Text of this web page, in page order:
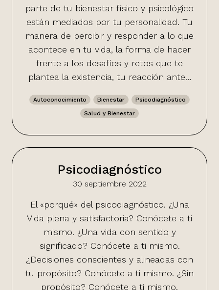
parte de tu bienestar físico y psicológico
están mediados por tu personalidad. Tu
manera de percibir y responder a lo que
acontece en tu vida, la forma de hacer
frente a los desafíos y retos que te
plantea la existencia, tu reacción ante…
Autoconocimiento Bienestar
Psicodiagnóstico
Salud y Bienestar
Psicodiagnóstico
30 septiembre 2022
El «porqué» del psicodiagnóstico. ¿Una
Vida plena y satisfactoria? Conócete a ti
mismo. ¿Una vida con sentido y
significado? Conócete a ti mismo.
¿Decisiones conscientes y alineadas con
tu propósito? Conócete a ti mismo. ¿Sin
propósito? Conócete a ti mismo.